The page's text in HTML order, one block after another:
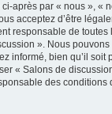
après par « nous », «
acceptez d’être
responsable de
». Nous
informé, bien qu’il
« Salons de
des